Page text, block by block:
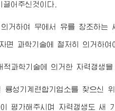
어주신것이다.
거하여 무에서 유를 창조하는
면 과학기술에 철저히 의거하여
적과학기술에 의거한 자력갱생
성기계련합기업소를 찾으신
평가해주시며 자력갱생도 새